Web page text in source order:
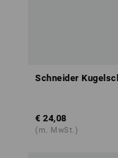
Schneider
€ 24,08
(m. MwSt.)